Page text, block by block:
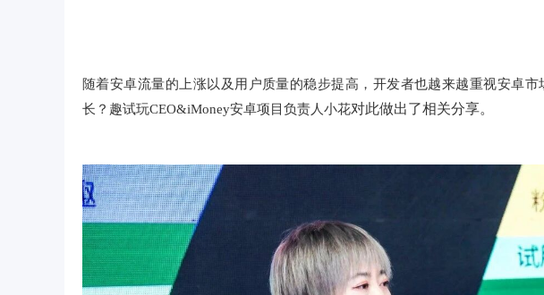
随着安卓流量的上涨以及用户质量的稳步提高，开发者也越来越重视安卓
长？趣试玩CEO&iMoney安卓项目负责人小花对此做出了相关分享。